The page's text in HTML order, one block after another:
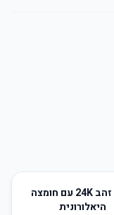
סרום זהב 24K עם חומצה
היאלורונית